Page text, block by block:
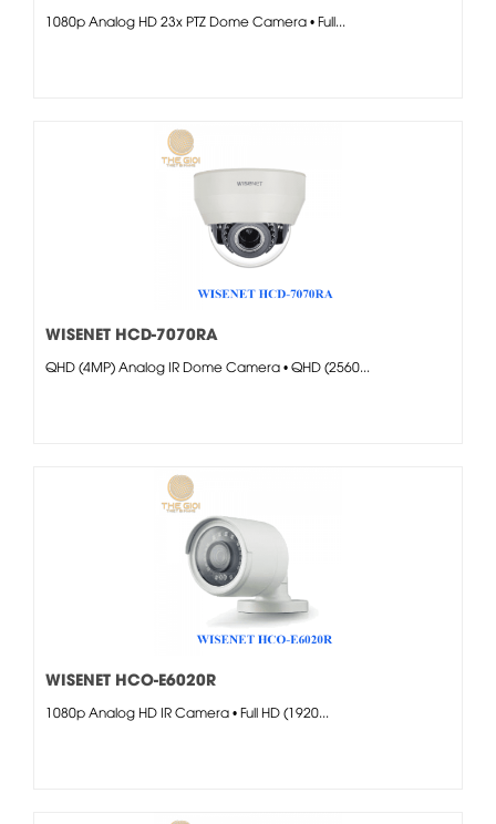
1080p Analog HD 23x PTZ Dome Camera • Full...
WISENET HCD-7070RA
QHD (4MP) Analog IR Dome Camera • QHD (2560...
WISENET HCO-E6020R
1080p Analog HD IR Camera • Full HD (1920...